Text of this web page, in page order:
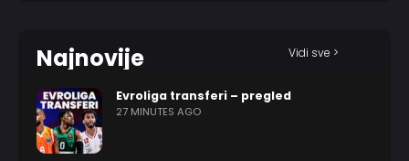
Najnovije Vidi sve >
Evroliga transferi – pregled
27 MINUTES AGO